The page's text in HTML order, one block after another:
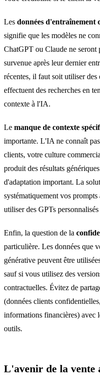
Les données d'entraînement
signifie que les modèles ne
ChatGPT ou Claude ne seront
survenue après leur dernier
récentes, il faut soit utiliser
effectuent des recherches en
contexte à l'IA.
Le manque de contexte
importante. L'IA ne connaît
clients, votre culture
produit des résultats
d'adaptation important. La
systématiquement vos
utiliser des GPTs
Enfin, la question de la
particulière. Les données que
générative peuvent être
sauf si vous utilisez des
contractuelles. Évitez de
(données clients
informations financières) avec
outils.
L'avenir de la vente